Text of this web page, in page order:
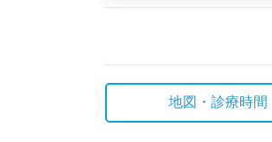
地図・診療時間